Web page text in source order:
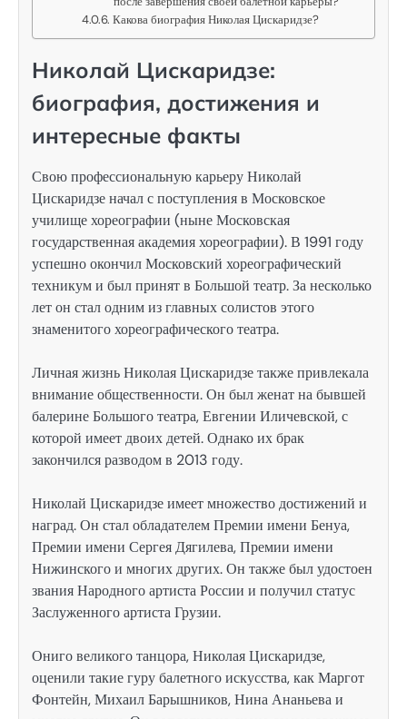
Какова биография Николая Цискаридзе?
Николай Цискаридзе:
биография, достижения и
интересные факты
Свою профессиональную карьеру Николай
Цискаридзе начал с поступления в Московское
училище хореографии (ныне Московская
государственная академия хореографии). В 1991 году
успешно окончил Московский хореографический
техникум и был принят в Большой театр. За несколько
лет он стал одним из главных солистов этого
знаменитого хореографического театра.
Личная жизнь Николая Цискаридзе также привлекала
внимание общественности. Он был женат на бывшей
балерине Большого театра, Евгении Иличевской, с
которой имеет двоих детей. Однако их брак
закончился разводом в 2013 году.
Николай Цискаридзе имеет множество достижений и
наград. Он стал обладателем Премии имени Бенуа,
Премии имени Сергея Дягилева, Премии имени
Нижинского и многих других. Он также был удостоен
звания Народного артиста России и получил статус
Заслуженного артиста Грузии.
Ониго великого танцора, Николая Цискаридзе,
оценили такие гуру балетного искусства, как Маргот
Фонтейн, Михаил Барышников, Нина Ананьева и